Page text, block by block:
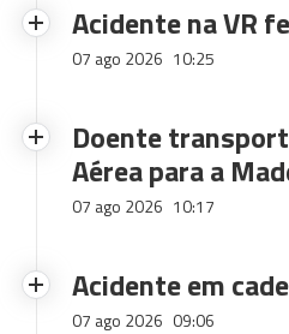
Acidente na VR
07 ago 2026 10:25
Doente
Aérea para a
07 ago 2026 10:17
Acidente em
07 ago 2026 09:06